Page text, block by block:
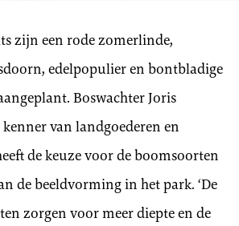
zijn een rode zomerlinde,
edelpopulier en bontbladige
Boswachter Joris
van landgoederen en
de keuze voor de boomsoorten
de beeldvorming in het park. ‘De
zorgen voor meer diepte en de